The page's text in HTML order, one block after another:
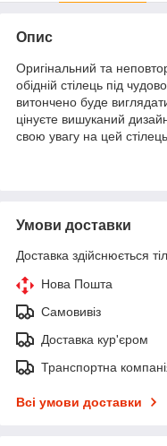
Опис
Оригінальний та
обідній стілець під
витончено буде
цінуєте вишуканий
свою увагу на цей стілець.
Умови доставки
Доставка здійснюється
Нова Пошта
Самовивіз
Доставка кур'єром
Транспортна
Всі умови доставки